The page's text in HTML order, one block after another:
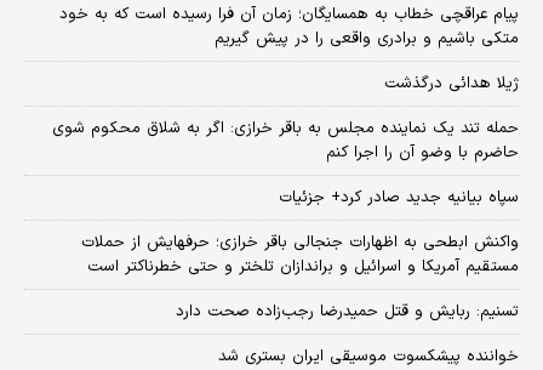
پیام عراقچی خطاب به همسایگان؛ زمان آن فرا رسیده است که به خود
متکی باشیم و برادری واقعی را در پیش گیریم
ژیلا هدائی درگذشت
حمله تند یک نماینده مجلس به باقر خرازی: اگر به شلاق محکوم شوی
حاضرم با وضو آن را اجرا کنم
سپاه بیانیه جدید صادر کرد+ جزئیات
واکنش ابطحی به اظهارات جنجالی باقر خرازی؛ حرفهایش از حملات
مستقیم آمریکا و اسرائیل و براندازان تلختر و حتی خطرناکتر است
تسنیم: ربایش و قتل حمیدرضا رجب‌زاده صحت دارد
خواننده پیشکسوت موسیقی ایران بستری شد